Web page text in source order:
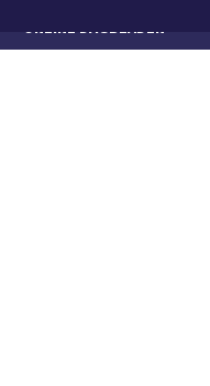
ONLINE DAGBLADEN